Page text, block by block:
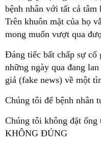
bệnh nhân với tất cả tâm
Trên khuôn mặt của họ
mong muốn vượt qua
Đáng tiếc bất chấp sự cố
những ngày qua đang
giả (fake news) về một
Chúng tôi để bệnh
Chúng tôi không đặt ống
KHÔNG ĐÚNG